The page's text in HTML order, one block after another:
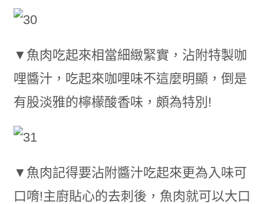
▼魚肉吃起來相當細緻緊實，沾附特製咖
哩醬汁，吃起來咖哩味不這麼明顯，倒是
有股淡雅的檸檬酸香味，頗為特別!
▼魚肉記得要沾附醬汁吃起來更為入味可
口唷!主廚貼心的去刺後，魚肉就可以大口